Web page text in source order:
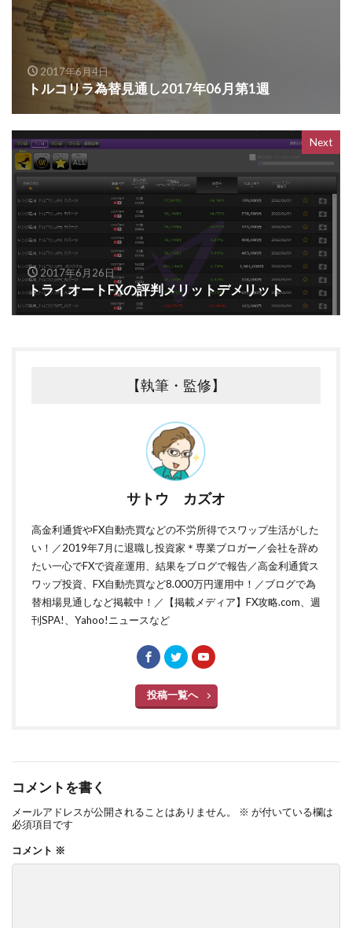
2017年6月4日
トルコリラ為替見通し2017年06月第1週
Next
2017年6月26日
トライオートFXの評判メリットデメリット
【執筆・監修】
サトウ カズオ
高金利通貨やFX自動売買などの不労所得でスワップ生活がした
い！／2019年7月に退職し投資家＊専業ブロガー／会社を辞め
たい一心でFXで資産運用、結果をブログで報告／高金利通貨ス
ワップ投資、FX自動売買など8.000万円運用中！／ブログで為
替相場見通しなど掲載中！／【掲載メディア】FX攻略.com、週
刊SPA!、Yahoo!ニュースなど
投稿一覧へ
コメントを書く
メールアドレスが公開されることはありません。 ※ が付いている欄は
必須項目です
コメント ※